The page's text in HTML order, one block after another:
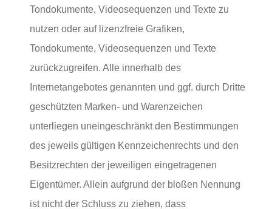
Tondokumente, Videosequenzen und Texte zu
nutzen oder auf lizenzfreie Grafiken,
Tondokumente, Videosequenzen und Texte
zurückzugreifen. Alle innerhalb des
Internetangebotes genannten und ggf. durch Dritte
geschützten Marken- und Warenzeichen
unterliegen uneingeschränkt den Bestimmungen
des jeweils gültigen Kennzeichenrechts und den
Besitzrechten der jeweiligen eingetragenen
Eigentümer. Allein aufgrund der bloßen Nennung
ist nicht der Schluss zu ziehen, dass